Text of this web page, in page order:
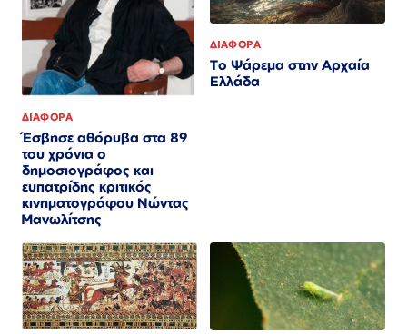
ΔΙΑΦΟΡΑ
Έσβησε αθόρυβα στα 89
του χρόνια ο
δημοσιογράφος και
ευπατρίδης κριτικός
κινηματογράφου Νώντας
Μανωλίτσης
ΔΙΑΦΟΡΑ
Το Ψάρεμα στην Αρχαία
Ελλάδα